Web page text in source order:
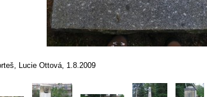
Lucie Ottová, 1.8.2009